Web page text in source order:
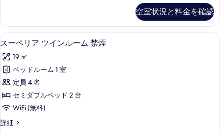
真
を
表
示
す
る
ル
ー
ム
禁
煙
の
す
べ
て
ー
ド
ツ
ン
ル
ー
ム
禁
煙
の
詳
空室状況と料金を確認
ス
ー
ペ
リ
ア
ツ
ン
スーペリア ツインルーム 禁煙 | アイ
6
スーペリア ツインルーム 禁煙
19 ㎡
ベッドルーム 1 室
定員 4 名
セミダブルベッド 2 台
WiFi (無料)
詳細
ス